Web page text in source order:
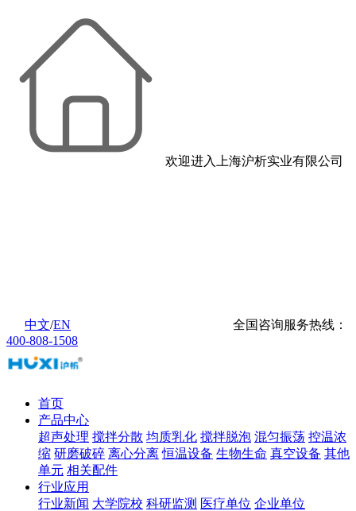
欢迎进入上海沪析实业有限公司
中文/EN
全国咨询服务热线：
400-808-1508
首页
产品中心
超声处理 搅拌分散 均质乳化 搅拌脱泡 混匀振荡 控温浓
缩 研磨破碎 离心分离 恒温设备 生物生命 真空设备 其他
单元 相关配件
行业应用
行业新闻 大学院校 科研监测 医疗单位 企业单位